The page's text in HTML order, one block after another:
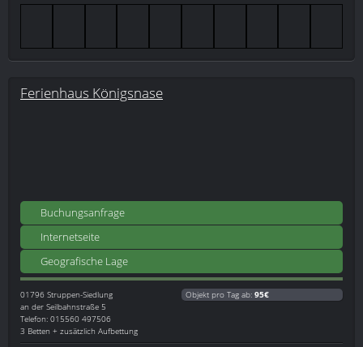
Ferienhaus Königsnase
Buchungsanfrage
Internetseite
Geografische Lage
01796 Struppen-Siedlung
an der Seilbahnstraße 5
Telefon: 015560 497506
3 Betten + zusätzlich Aufbettung
Objekt pro Tag ab: 95€